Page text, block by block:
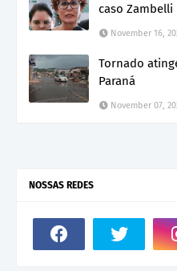
caso Zambelli
November 16,
Tornado
Paraná
November 07,
NOSSAS REDES